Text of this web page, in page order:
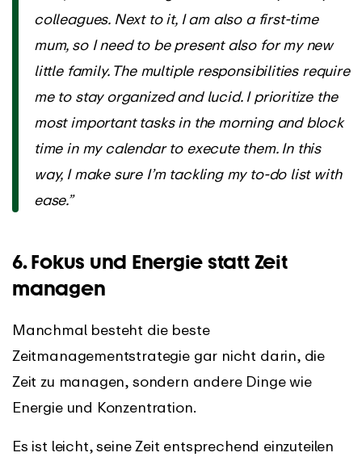
colleagues. Next to it, I am also a first-time
mum, so I need to be present also for my new
little family. The multiple responsibilities require
me to stay organized and lucid. I prioritize the
most important tasks in the morning and block
time in my calendar to execute them. In this
way, I make sure I’m tackling my to-do list with
ease.”
6.Fokus und Energie statt Zeit
managen
Manchmal besteht die beste
Zeitmanagementstrategie gar nicht darin, die
Zeit zu managen, sondern andere Dinge wie
Energie und Konzentration.
Es ist leicht, seine Zeit entsprechend einzuteilen